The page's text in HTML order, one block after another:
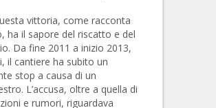
vittoria, come racconta
ha il sapore del riscatto e del
Da fine 2011 a inizio 2013,
il cantiere ha subito un
stop a causa di un
L’accusa, oltre a quella di
e rumori, riguardava